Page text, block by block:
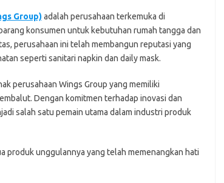
Group)adalah perusahaan terkemuka di
konsumen untuk kebutuhan rumah tangga dan
perusahaan ini telah membangun reputasi yang
seperti sanitari napkin dan daily mask.
perusahaan Wings Group yang memiliki
Dengan komitmen terhadap inovasi dan
salah satu pemain utama dalam industri produk
produk unggulannya yang telah memenangkan hati